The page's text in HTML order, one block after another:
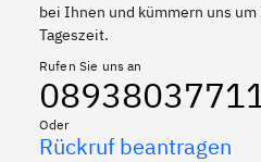
bei Ihnen und kümmern uns
Tageszeit.
Rufen Sie uns an
Oder
Rückruf beantragen